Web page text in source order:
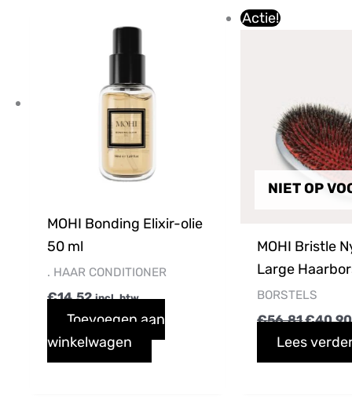
MOHI Bonding Elixir-olie
50 ml
. HAAR CONDITIONER
€14,52 incl. btw
Toevoegen aan
winkelwagen
Actie!
NIET OP
MOHI Bristle
Large
BORSTELS
€56,81€40,90
Lees